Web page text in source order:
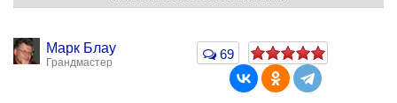
Марк Блау
Грандмастер
69